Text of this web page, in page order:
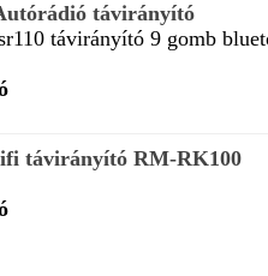
távirányító
távirányító 9 gomb
távirányító RM-RK100